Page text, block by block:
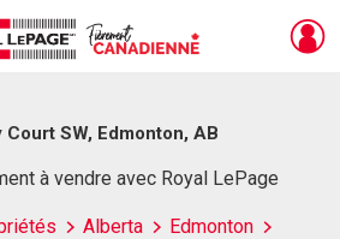
SW, Edmonton, AB
à vendre avec Royal LePage
Alberta
Edmonton